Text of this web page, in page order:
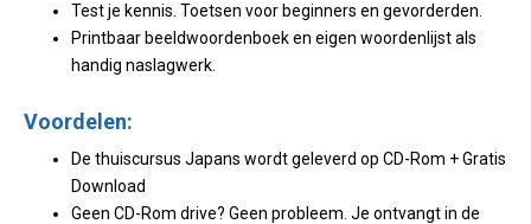
Test je kennis. Toetsen voor beginners en gevorderden.
Printbaar beeldwoordenboek en eigen woordenlijst als
handig naslagwerk.
Voordelen:
De thuiscursus Japans wordt geleverd op CD-Rom + Gratis
Download
Geen CD-Rom drive? Geen probleem. Je ontvangt in de